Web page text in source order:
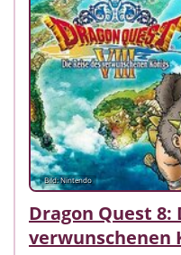
Bild: Nintendo
Dragon Quest 8:
verwunschenen